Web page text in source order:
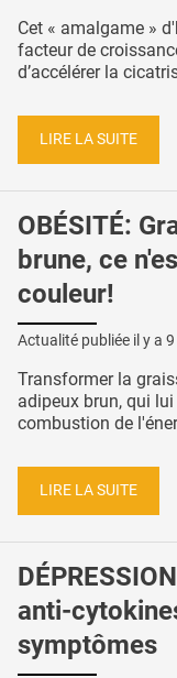
Cet « amalgame »
facteur de
d’accélérer la
LIRE LA SUITE
OBÉSITÉ:
brune, ce
couleur!
Actualité publiée il y a 9
Transformer la
adipeux brun, qui
combustion de
LIRE LA SUITE
anti-
symptômes